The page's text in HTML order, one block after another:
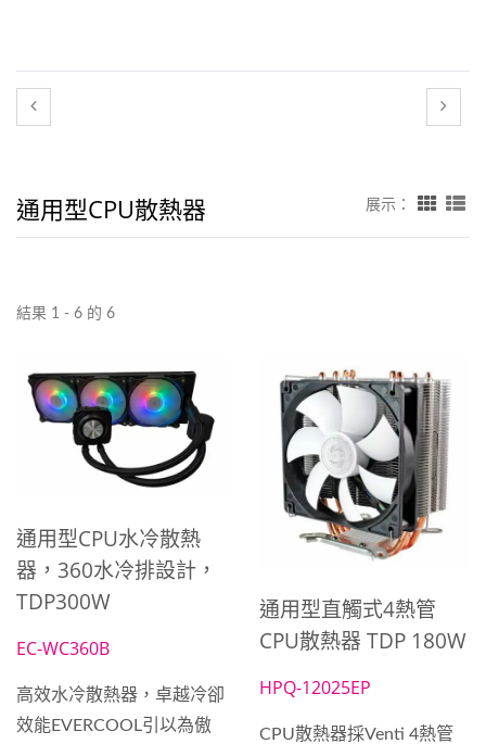
通用型CPU散熱器 展示：
結果 1 - 6 的 6
通用型CPU水冷散熱
器，360水冷排設計，
TDP300W
EC-WC360B
高效水冷散熱器，卓越冷卻
效能EVERCOOL引以為傲
通用型直觸式4熱管
CPU散熱器 TDP 180W
HPQ-12025EP
CPU散熱器採Venti 4熱管